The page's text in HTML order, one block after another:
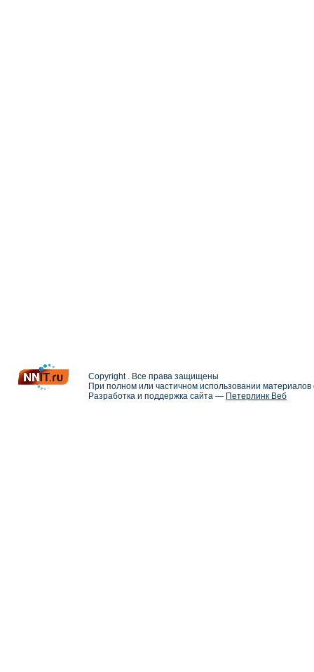
Copyright . Все права защищены
При полном или частичном использовании
Разработка и поддержка сайта — Петерлинк Веб